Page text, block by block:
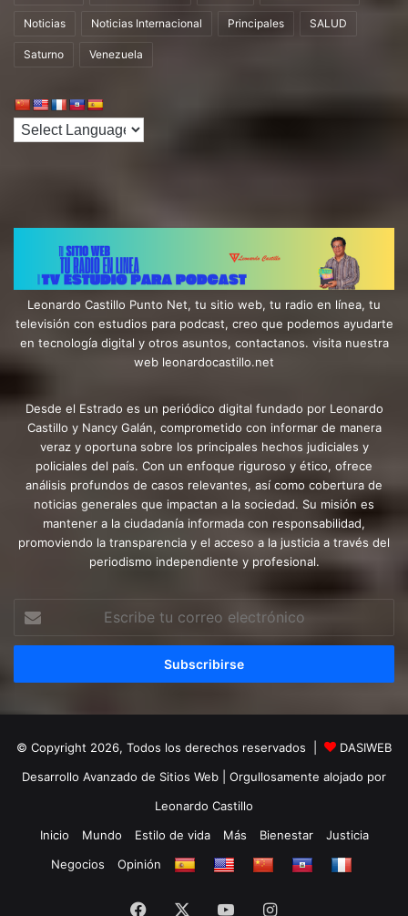
Noticias Noticias Internacional Principales SALUD
Saturno Venezuela
Leonardo Castillo Punto Net, tu sitio web, tu radio en línea, tu
televisión con estudios para podcast, creo que podemos ayudarte
en tecnología digital y otros asuntos, contactanos. visita nuestra
web leonardocastillo.net
Desde el Estrado es un periódico digital fundado por Leonardo
Castillo y Nancy Galán, comprometido con informar de manera
veraz y oportuna sobre los principales hechos judiciales y
policiales del país. Con un enfoque riguroso y ético, ofrece
análisis profundos de casos relevantes, así como cobertura de
noticias generales que impactan a la sociedad. Su misión es
mantener a la ciudadanía informada con responsabilidad,
promoviendo la transparencia y el acceso a la justicia a través del
periodismo independiente y profesional.
correo
© Copyright 2026, Todos los derechos reservados |
DASIWEB
Desarrollo Avanzado de Sitios Web | Orgullosamente alojado por
Leonardo Castillo
Inicio
Mundo Estilo de vida Más Bienestar
Justicia
Negocios
Opinión
Facebook YouTubeInstagram